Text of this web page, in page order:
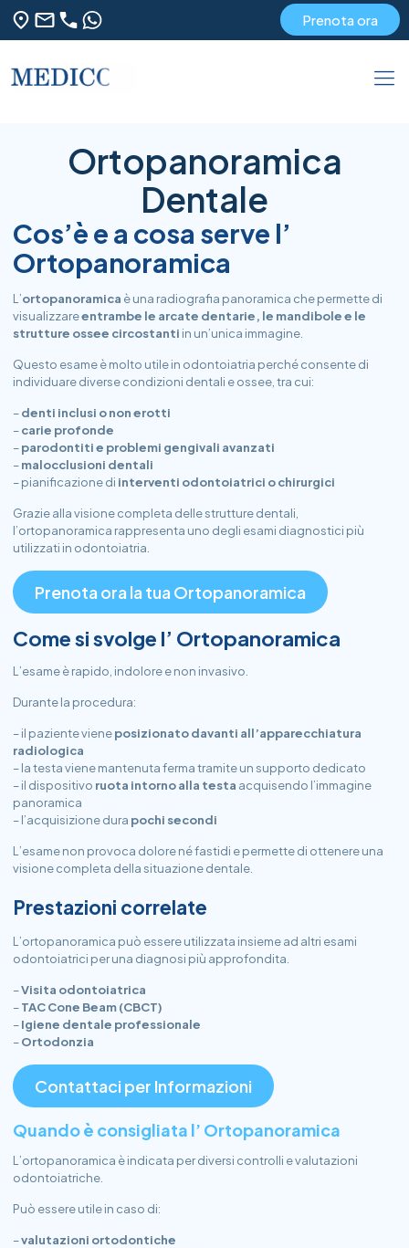
Prenota ora
Ortopanoramica
Dentale
Cos’è e a cosa serve l’
Ortopanoramica
L’ortopanoramica è una radiografia panoramica che permette di
visualizzareentrambe le arcate dentarie, le mandibole e le
strutture ossee circostanti in un’unica immagine.
Questo esame è molto utile in odontoiatria perché consente di
individuare diverse condizioni dentali e ossee, tra cui:
–denti inclusi o non erotti
–carie profonde
–parodontiti e problemi gengivali avanzati
–malocclusioni dentali
– pianificazione di interventi odontoiatrici o chirurgici
Grazie alla visione completa delle strutture dentali,
l’ortopanoramica rappresenta uno degli esami diagnostici più
utilizzati in odontoiatria.
Prenota ora la tua Ortopanoramica
Come si svolge l’ Ortopanoramica
L’esame è rapido, indolore e non invasivo.
Durante la procedura:
– il paziente vieneposizionato davanti all’apparecchiatura
radiologica
– la testa viene mantenuta ferma tramite un supporto dedicato
– il dispositivo ruota intorno alla testa acquisendo l’immagine
panoramica
– l’acquisizione dura pochi secondi
L’esame non provoca dolore né fastidi e permette di ottenere una
visione completa della situazione dentale.
Prestazioni correlate
L’ortopanoramica può essere utilizzata insieme ad altri esami
odontoiatrici per una diagnosi più approfondita.
–Visita odontoiatrica
–TAC Cone Beam (CBCT)
–Igiene dentale professionale
–Ortodonzia
Contattaci per Informazioni
Quando è consigliata l’ Ortopanoramica
L’ortopanoramica è indicata per diversi controlli e valutazioni
odontoiatriche.
Può essere utile in caso di:
–valutazioni ortodontiche